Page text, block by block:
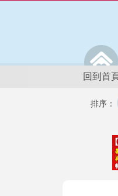
回到首
排序：